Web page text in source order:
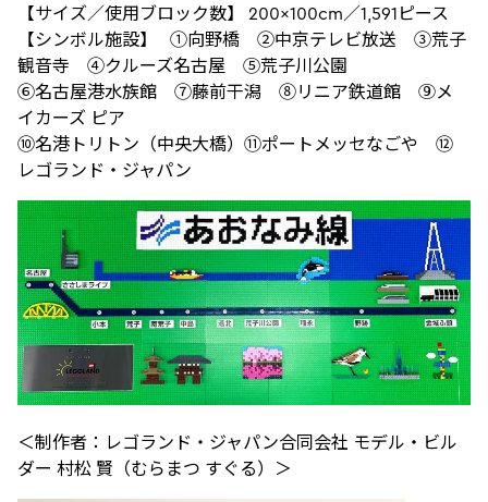
【サイズ／使用ブロック数】 200×100cm／1,591ピース
【シンボル施設】 ①向野橋 ②中京テレビ放送 ③荒子
観音寺 ④クルーズ名古屋 ⑤荒子川公園
⑥名古屋港水族館 ⑦藤前干潟 ⑧リニア鉄道館 ⑨メ
イカーズ ピア
⑩名港トリトン（中央大橋）⑪ポートメッセなごや ⑫
レゴランド・ジャパン
＜制作者：レゴランド・ジャパン合同会社 モデル・ビル
ダー 村松 賢（むらまつ すぐる）＞